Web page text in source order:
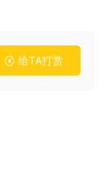
给TA打赏